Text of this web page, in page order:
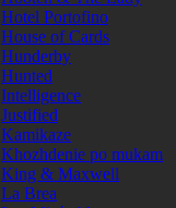
Hotel Portofino
House of Cards
Hunderby
Hunted
Intelligence
Justified
Kamikaze
Khozhdenie po mukam
King & Maxwell
La Brea